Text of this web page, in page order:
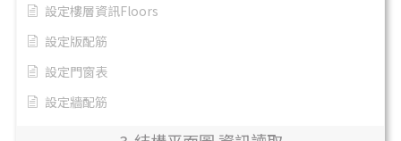
設定樓層資訊Floors
設定版配筋
設定門窗表
設定牆配筋